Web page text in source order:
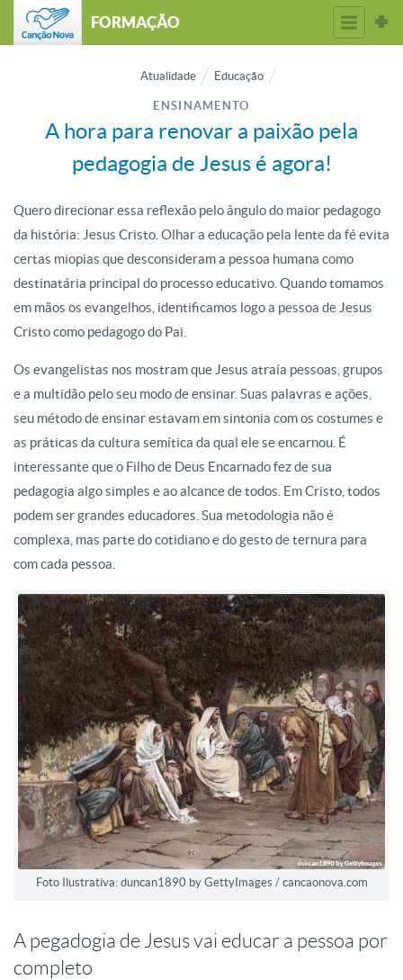
FORMAÇÃO
Atualidade Educação
ENSINAMENTO
A hora para renovar a paixão pela
pedagogia de Jesus é agora!
Quero direcionar essa reflexão pelo ângulo do maior pedagogo
da história: Jesus Cristo. Olhar a educação pela lente da fé evita
certas miopias que desconsideram a pessoa humana como
destinatária principal do processo educativo. Quando tomamos
em mãos os evangelhos, identificamos logo a pessoa de Jesus
Cristo como pedagogo do Pai.
Os evangelistas nos mostram que Jesus atraía pessoas, grupos
e a multidão pelo seu modo de ensinar. Suas palavras e ações,
seu método de ensinar estavam em sintonia com os costumes e
as práticas da cultura semítica da qual ele se encarnou. É
interessante que o Filho de Deus Encarnado fez de sua
pedagogia algo simples e ao alcance de todos. Em Cristo, todos
podem ser grandes educadores. Sua metodologia não é
complexa, mas parte do cotidiano e do gesto de ternura para
com cada pessoa.
Foto Ilustrativa: duncan1890 by GettyImages / cancaonova.com
A pegadogia de Jesus vai educar a pessoa por
completo